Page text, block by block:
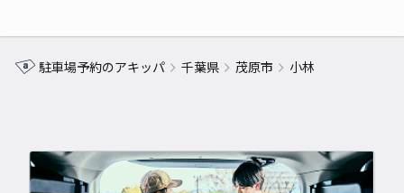
駐車場予約のアキッパ 千葉県 茂原市 小林